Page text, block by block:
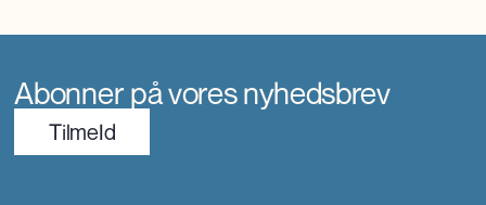
Abonner på vores nyhedsbrev
TilmeId